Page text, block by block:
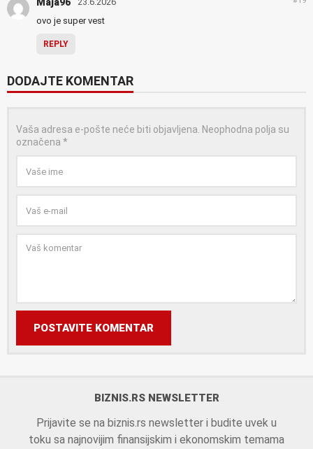
Maja96
ovo je super vest
REPLY
DODAJTE KOMENTAR
Vaša adresa e-pošte neće biti objavljena. Neophodna polja su
označena *
POSTAVITE KOMENTAR
BIZNIS.RS NEWSLETTER
Prijavite se na biznis.rs newsletter i budite uvek u
toku sa najnovijim finansijskim i ekonomskim temama